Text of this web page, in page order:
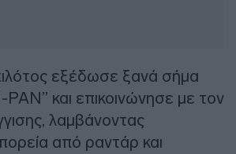
εξέδωσε ξανά σήμα
PAN” και επικοινώνησε με τον
λαμβάνοντας
από ραντάρ και